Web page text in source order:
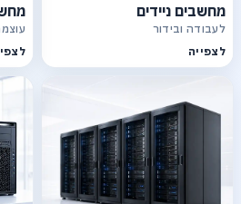
מחשבים ניידים
לעבודה ובידור
לצפייה